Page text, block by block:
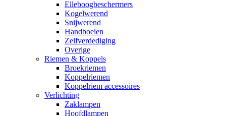
Elleboogbeschermers
Kogelwerend
Snijwerend
Handboeien
Zelfverdediging
Overige
Riemen & Koppels
Broekriemen
Koppelriemen
Koppelriem accessoires
Verlichting
Zaklampen
Hoofdlampen